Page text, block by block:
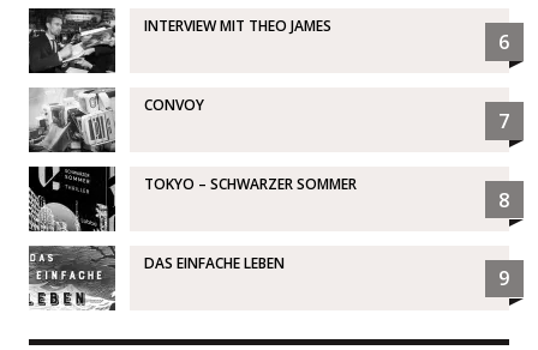
INTERVIEW MIT THEO JAMES
6
CONVOY
7
TOKYO – SCHWARZER SOMMER
8
DAS EINFACHE LEBEN
9